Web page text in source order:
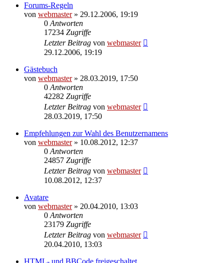
Forums-Regeln
von webmaster» 29.12.2006, 19:19
0 Antworten
17234 Zugriffe
Letzter Beitrag von webmaster
29.12.2006, 19:19
Gästebuch
von webmaster» 28.03.2019, 17:50
0 Antworten
42282 Zugriffe
Letzter Beitrag von webmaster
28.03.2019, 17:50
Empfehlungen zur Wahl des Benutzernamens
von webmaster» 10.08.2012, 12:37
0 Antworten
24857 Zugriffe
Letzter Beitrag von webmaster
10.08.2012, 12:37
Avatare
von webmaster» 20.04.2010, 13:03
0 Antworten
23179 Zugriffe
Letzter Beitrag von webmaster
20.04.2010, 13:03
HTML- und BBCode freigeschaltet